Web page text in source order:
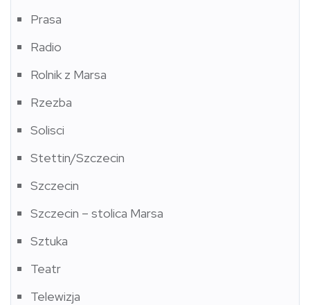
Prasa
Radio
Rolnik z Marsa
Rzezba
Solisci
Stettin/Szczecin
Szczecin
Szczecin – stolica Marsa
Sztuka
Teatr
Telewizja